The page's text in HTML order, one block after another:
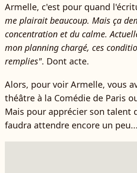
Armelle, c'est pour quand
me plairait beaucoup. Mais ça
concentration et du calme.
mon planning chargé, ces
remplies". Dont acte.
Alors, pour voir Armelle, vous
théâtre à la Comédie de Paris
Mais pour apprécier son talent
faudra attendre encore un peu...